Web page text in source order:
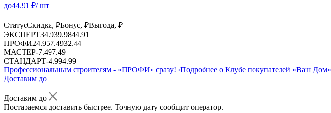
до44.91 ₽/ шт
СтатусСкидка, ₽Бонус, ₽Выгода, ₽
ЭКСПЕРТ34.939.9844.91
ПРОФИ24.957.4932.44
МАСТЕР-7.497.49
СТАНДАРТ-4.994.99
Профессиональным строителям - «ПРОФИ» сразу! ›Подробнее о Клубе покупателей «Ваш Дом»
Доставим до
Доставим до
Постараемся доставить быстрее. Точную дату сообщит оператор.